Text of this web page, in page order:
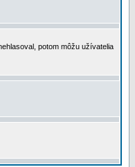
potom môžu užívatelia